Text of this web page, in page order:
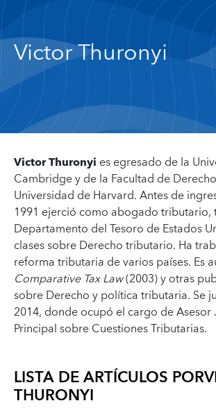
Victor Thuronyi
Victor Thuronyi es egresado de la
Cambridge y de la Facultad de
Universidad de Harvard. Antes de
1991 ejerció como abogado tributario,
Departamento del Tesoro de Estados
clases sobre Derecho tributario. Ha
reforma tributaria de varios países. Es
Comparative Tax Law(2003) y otras
sobre Derecho y política tributaria. Se
2014, donde ocupó el cargo de Asesor
Principal sobre Cuestiones Tributarias.
LISTA DE ARTÍCULOS POR
THURONYI